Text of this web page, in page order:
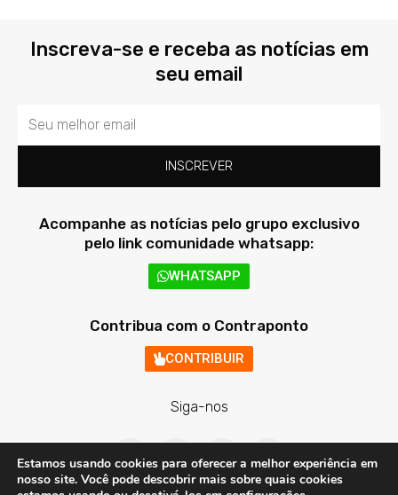
Inscreva-se e receba as notícias em
seu email
Email
INSCREVER
Acompanhe as notícias pelo grupo exclusivo
pelo link comunidade whatsapp:
WHATSAPP
Contribua com o Contraponto
CONTRIBUIR
Siga-nos
F
a
c
e
T
w
i
t
I
n
s
t
Y
o
u
t
Estamos usando cookies para oferecer a melhor experiência em
nosso site. Você pode descobrir mais sobre quais cookies